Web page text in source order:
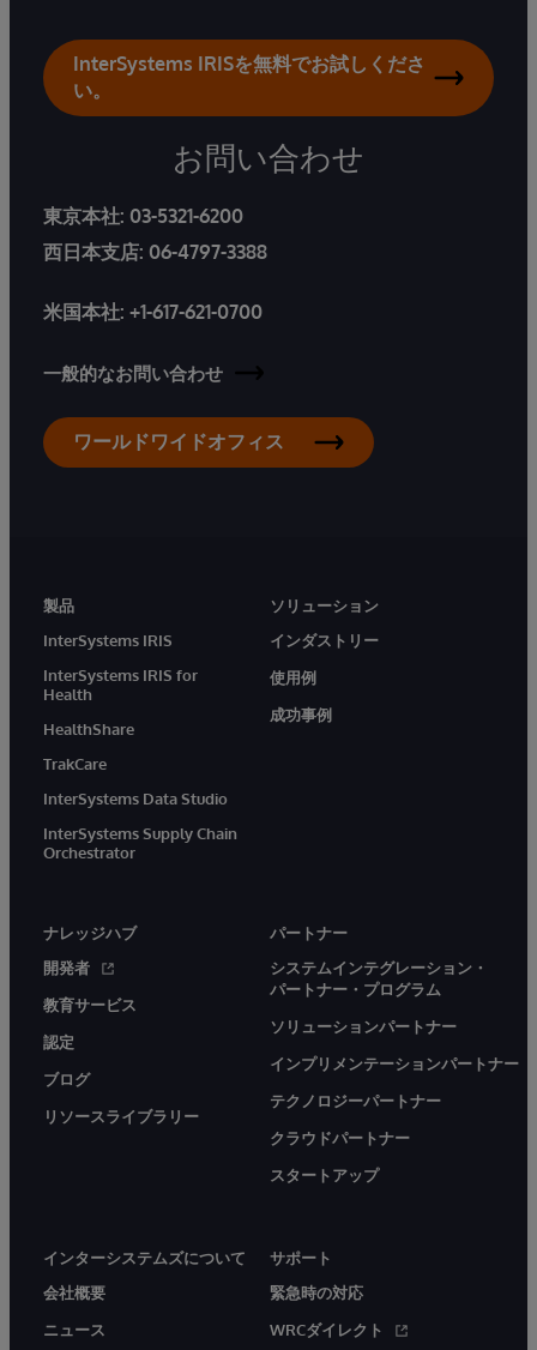
InterSystems IRISを無料でお試しくださ
い。
お問い合わせ
東京本社: 03-5321-6200
西日本支店: 06-4797-3388
米国本社: +1-617-621-0700
一般的なお問い合わせ
ワールドワイドオフィス
製品
InterSystems IRIS
InterSystems IRIS for
Health
HealthShare
TrakCare
InterSystems Data Studio
InterSystems Supply Chain
Orchestrator
ソリューション
インダストリー
使用例
成功事例
ナレッジハブ
開発者
教育サービス
認定
ブログ
リソースライブラリー
パートナー
システムインテグレーション・
パートナー・プログラム
ソリューションパートナー
インプリメンテーションパートナー
テクノロジーパートナー
クラウドパートナー
スタートアップ
インターシステムズについて
会社概要
ニュース
サポート
緊急時の対応
WRCダイレクト